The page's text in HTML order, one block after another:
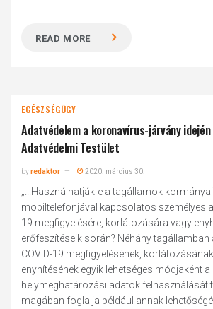
READ MORE
EGÉSZSÉGÜGY
Adatvédelem a koronavírus-járvány
Adatvédelmi Testület
byredaktor 2020. március 30.
„...Használhatják-e a tagállamok
mobiltelefonjával kapcsolatos személyes
19 megfigyelésére, korlátozására vagy
erőfeszítéseik során? Néhány
COVID-19 megfigyelésének,
enyhítésének egyik lehetséges módjaként a
helymeghatározási adatok felhasználását
magában foglalja például annak